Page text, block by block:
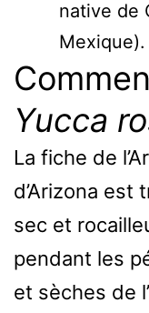
native de
Mexique).
Yucca
La fiche de
d’Arizona est
sec et
pendant les
et sèches de